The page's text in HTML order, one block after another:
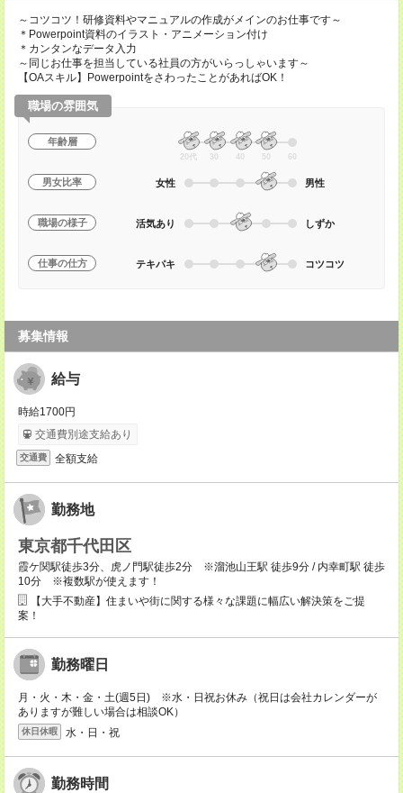
～コツコツ！研修資料やマニュアルの作成がメインのお仕事です～
＊Powerpoint資料のイラスト・アニメーション付け
＊カンタンなデータ入力
～同じお仕事を担当している社員の方がいらっしゃいます～
【OAスキル】PowerpointをさわったことがあればOK！
職場の雰囲気
年齢層
20代 30 40 50 60
男女比率 女性 男性
職場の様子 活気あり しずか
仕事の仕方 テキパキ コツコツ
募集情報
給与
時給1700円
交通費別途支給あり
交通費 全額支給
勤務地
東京都千代田区
霞ケ関駅徒歩3分、虎ノ門駅徒歩2分 ※溜池山王駅 徒歩9分 / 内幸町駅 徒歩
10分 ※複数駅が使えます！
【大手不動産】住まいや街に関する様々な課題に幅広い解決策をご提
案！
勤務曜日
月・火・木・金・土(週5日) ※水・日祝お休み（祝日は会社カレンダーが
ありますが難しい場合は相談OK）
休日休暇 水・日・祝
勤務時間